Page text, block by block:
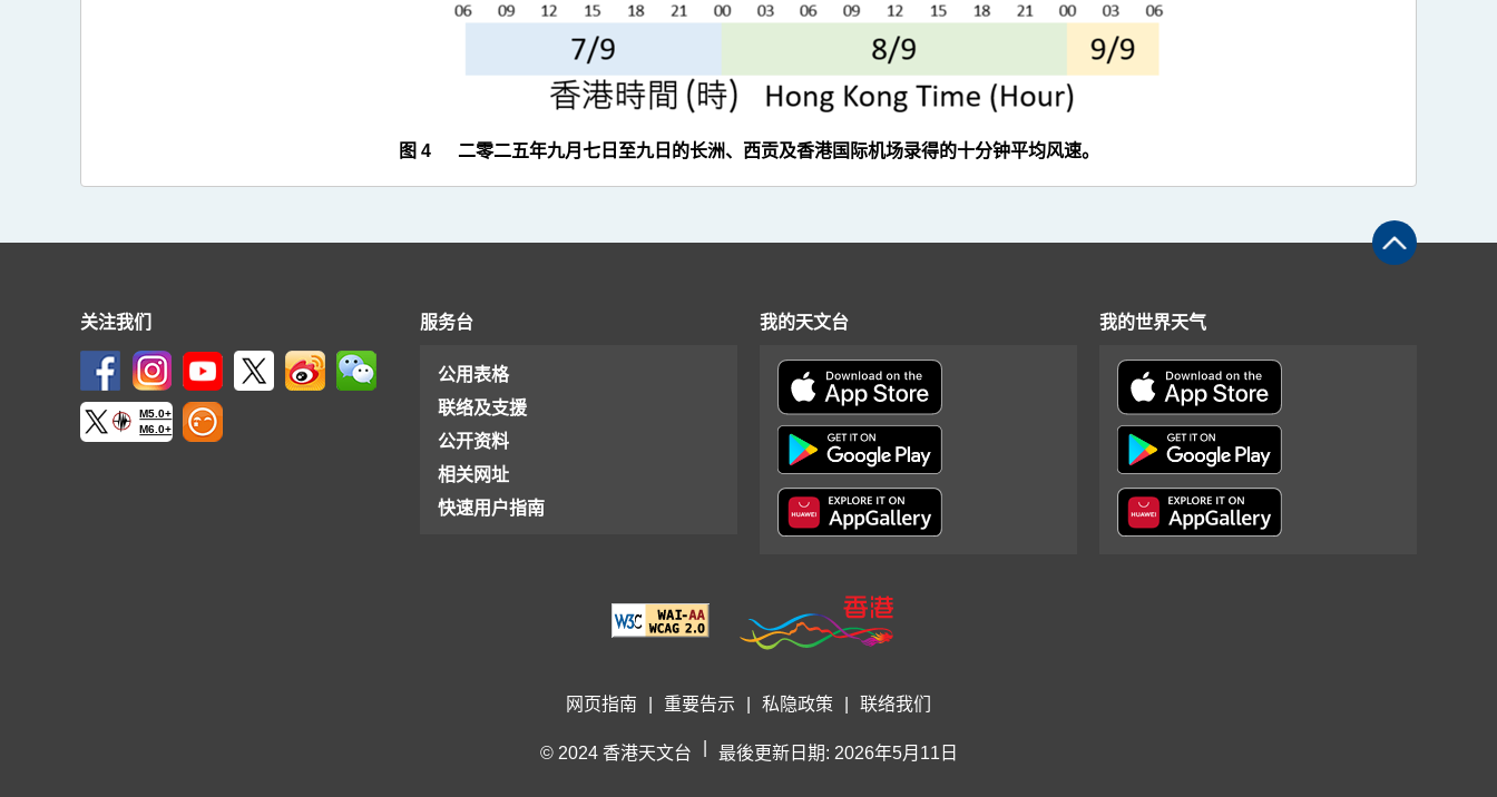
图 4 二零二五年九月七日至九日的长洲、西贡及香港国际机场录得的十分钟平均风速。
关注我们
M5.0+
M6.0+
服务台
公用表格
联络及支援
公开资料
相关网址
快速用户指南
我的天文台 我的世界天气
网页指南 重要告示 私隐政策 联络我们
© 2024 香港天文台 最後更新日期: 2026年5月11日